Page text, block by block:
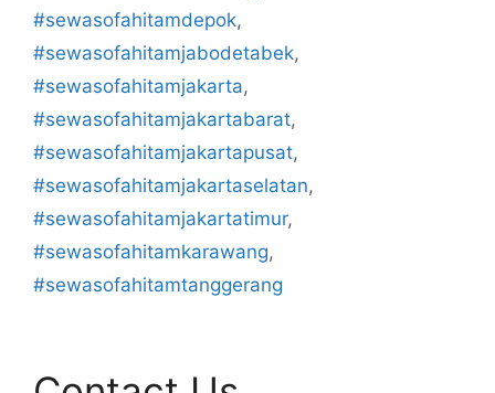
#sewasofahitamdepok,
#sewasofahitamjabodetabek,
#sewasofahitamjakarta,
#sewasofahitamjakartabarat,
#sewasofahitamjakartapusat,
#sewasofahitamjakartaselatan,
#sewasofahitamjakartatimur,
#sewasofahitamkarawang,
#sewasofahitamtanggerang